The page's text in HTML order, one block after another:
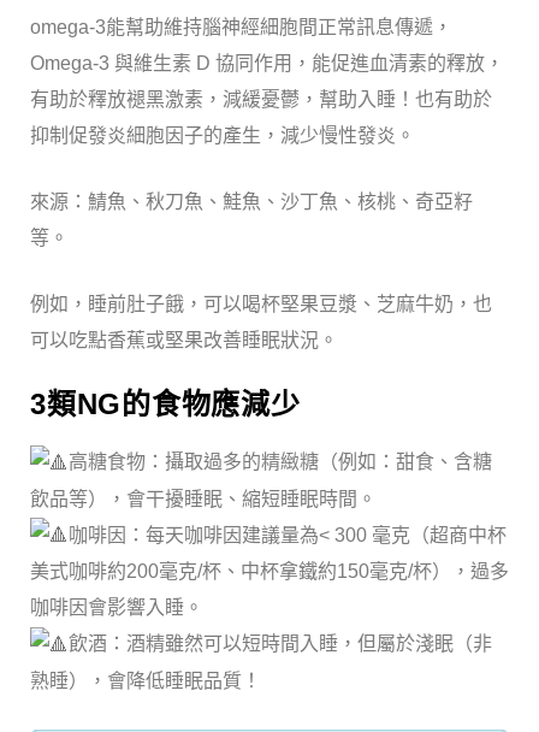
omega-3能幫助維持腦神經細胞間正常訊息傳遞，
Omega-3 與維生素 D 協同作用，能促進血清素的釋放，
有助於釋放褪黑激素，減緩憂鬱，幫助入睡！也有助於
抑制促發炎細胞因子的產生，減少慢性發炎。
來源：鯖魚、秋刀魚、鮭魚、沙丁魚、核桃、奇亞籽
等。
例如，睡前肚子餓，可以喝杯堅果豆漿、芝麻牛奶，也
可以吃點香蕉或堅果改善睡眠狀況。
3類NG的食物應減少
高糖食物：攝取過多的精緻糖（例如：甜食、含糖
飲品等），會干擾睡眠、縮短睡眠時間。
咖啡因：每天咖啡因建議量為< 300 毫克（超商中杯
美式咖啡約200毫克/杯、中杯拿鐵約150毫克/杯），過多
咖啡因會影響入睡。
飲酒：酒精雖然可以短時間入睡，但屬於淺眠（非
熟睡），會降低睡眠品質！